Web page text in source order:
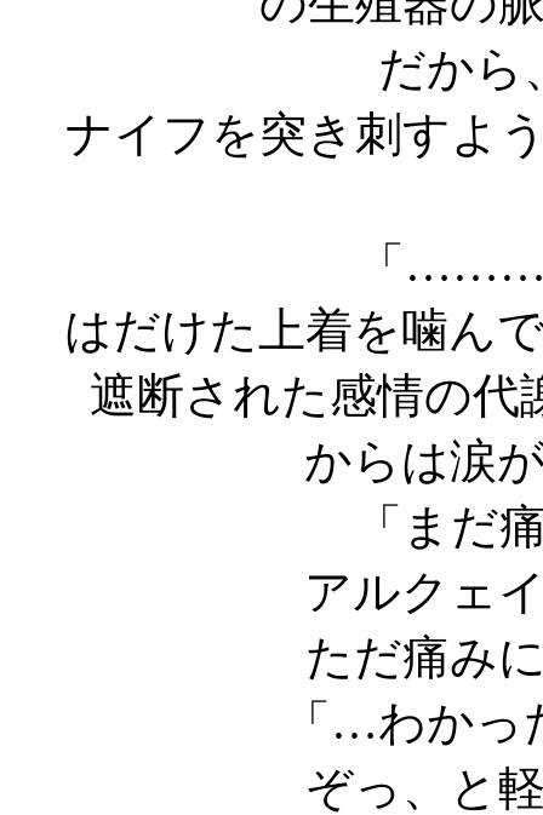
だから
ナイフを突き刺すよ
「
はだけた上着を噛ん
遮断された感情の代
からは涙
「まだ
アルクェ
ただ痛み
「…わかっ
ぞっ、と